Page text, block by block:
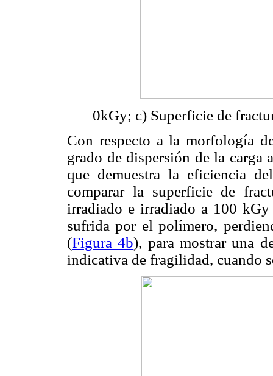
0kGy; c) Superficie de
Con respecto a la morfología
grado de dispersión de la carga
que demuestra la eficiencia
comparar la superficie de
irradiado e irradiado a 100
sufrida por el polímero,
(Figura 4b), para mostrar una
indicativa de fragilidad, cuando